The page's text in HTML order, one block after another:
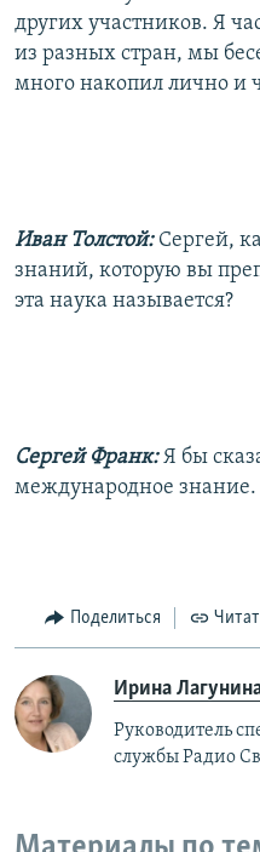
других участников. Я
из разных стран, мы
много накопил лично и
Иван Толстой: Сергей,
знаний, которую вы
эта наука называется?
Сергей Франк:Я бы
международное знание.
Поделиться
Ирина
Руководитель
службы Радио